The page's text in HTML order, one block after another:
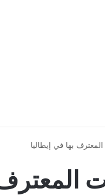
بها في إيطاليا